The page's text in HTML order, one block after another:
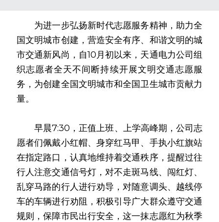
科技创新
联系我们
搜索
为进一步弘扬新时代志愿服务精神，助力全
国文明城市创建，营造安全有序、和谐文明的城
市交通新风尚，自10月初以来，天通电力公司组
织志愿者全天不间断持续开展文明交通志愿服
务，为创建全国文明城市和全国卫生城市贡献力
量。
早晨7:30，正值上班、上学高峰期，公司志
愿者们佩戴小红帽、身穿红马甲、手执小红旗站
在指定路口，认真地维持着交通秩序，提醒过往
行人注意交通信号灯，对不走斑马线、闯红灯、
乱穿马路的行人进行劝导，对随意调头、越线停
车的车辆进行劝阻，积极引导广大群众遵守交通
规则，保障市民出行安全，这一抹志愿红为秋季